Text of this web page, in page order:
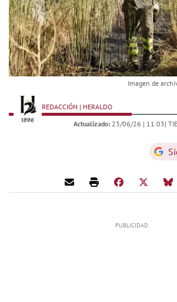
Imagen de
REDACCIÓN | HERALDO
Actualizado: 23/06/26 | 11:03|